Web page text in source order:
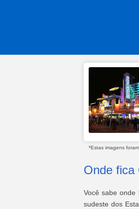
*Estas imagens
Onde fica
Você sabe onde
sudeste dos